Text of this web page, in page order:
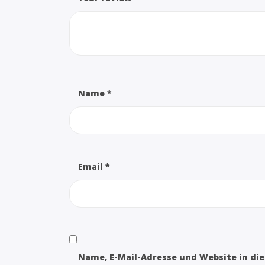
Name *
Email *
Name, E-Mail-Adresse und Website in